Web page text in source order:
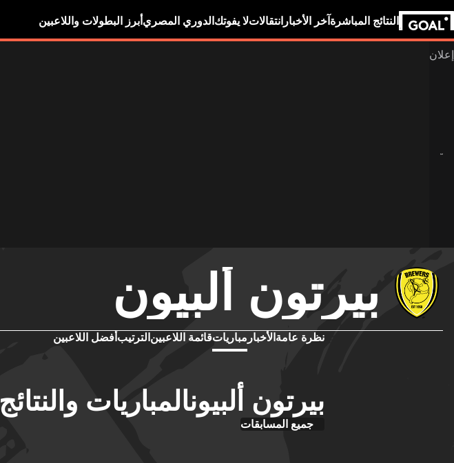
النتائج المباشرة آخر الأخبار انتقالاتلا يفوتك الدوري المصري أبرز البطولات واللاعبين
بيرتون ألبيون
نظرة عامة الأخبار مبارياتقائمة اللاعبين الترتيب أفضل اللاعبين
بيرتون ألبيونالمباريات والنتائج
جميع المسابقات